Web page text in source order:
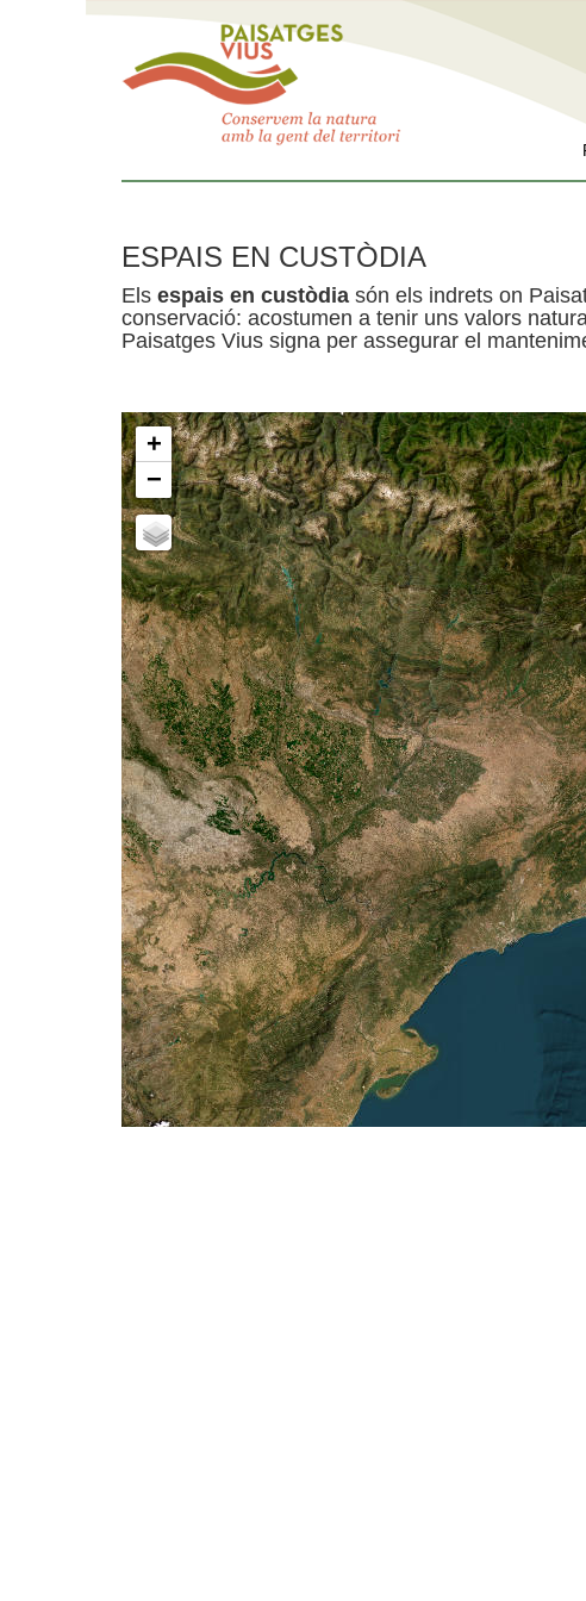
ESPAIS EN CUSTÒDIA
Els espais en custòdia són els indrets on
conservació: acostumen a tenir uns valors
Paisatges Vius signa per assegurar el
+
−